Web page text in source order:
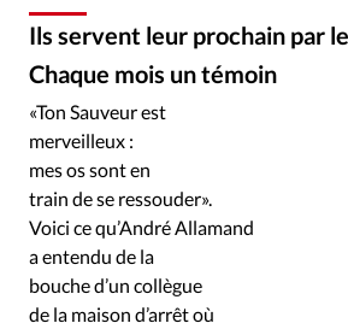
Faire un don
Emploi
Se connecter
Édition: Internationale
Devise:CHF
RUBRIQUES
Tous les articles
Actualité
Actualité internationale
Ils servent leur prochain par
Chaque mois un témoin
«Ton Sauveur est
merveilleux :
mes os sont en
train de se ressouder».
Voici ce qu’André Allamand
a entendu de la
bouche d’un collègue
de la maison d’arrêt où